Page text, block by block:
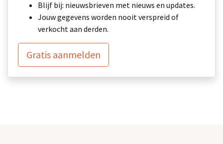
Blijf bij: nieuwsbrieven met nieuws en updates.
Jouw gegevens worden nooit verspreid of
verkocht aan derden.
Gratis aanmelden